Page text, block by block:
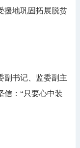
援地巩固拓展脱贫
书记、监委副主
信：“只要心中装